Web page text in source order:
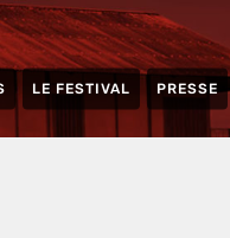
LE FESTIVAL PRESSE